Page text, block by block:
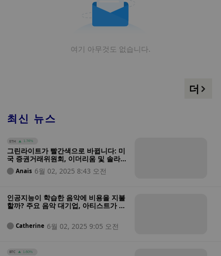
여기 아무것도 없습니다.
더
최신 뉴스
ETH 1.74%
그린라이트가 빨간색으로 바뀝니다: 미
국 증권거래위원회, 이더리움 및 솔라나
스테이킹 ETF가 연방법을 위반할 수 있
다고 경고하다
Anais 6월 02, 2025 8:43 오전
인공지능이 학습한 음악에 비용을 지불
할까? 주요 음악 대기업, 아티스트가 뒤
Catherine 6월 02, 2025 9:05 오전
BTC 1.60%